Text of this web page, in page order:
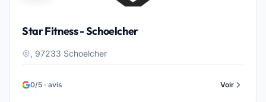
Star Fitness - Schoelcher
, 97233 Schoelcher
0/5 · avis Voir